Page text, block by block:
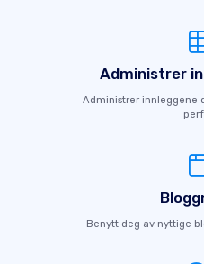
Administrer
Administrer innleggene
Benytt deg av nyttige